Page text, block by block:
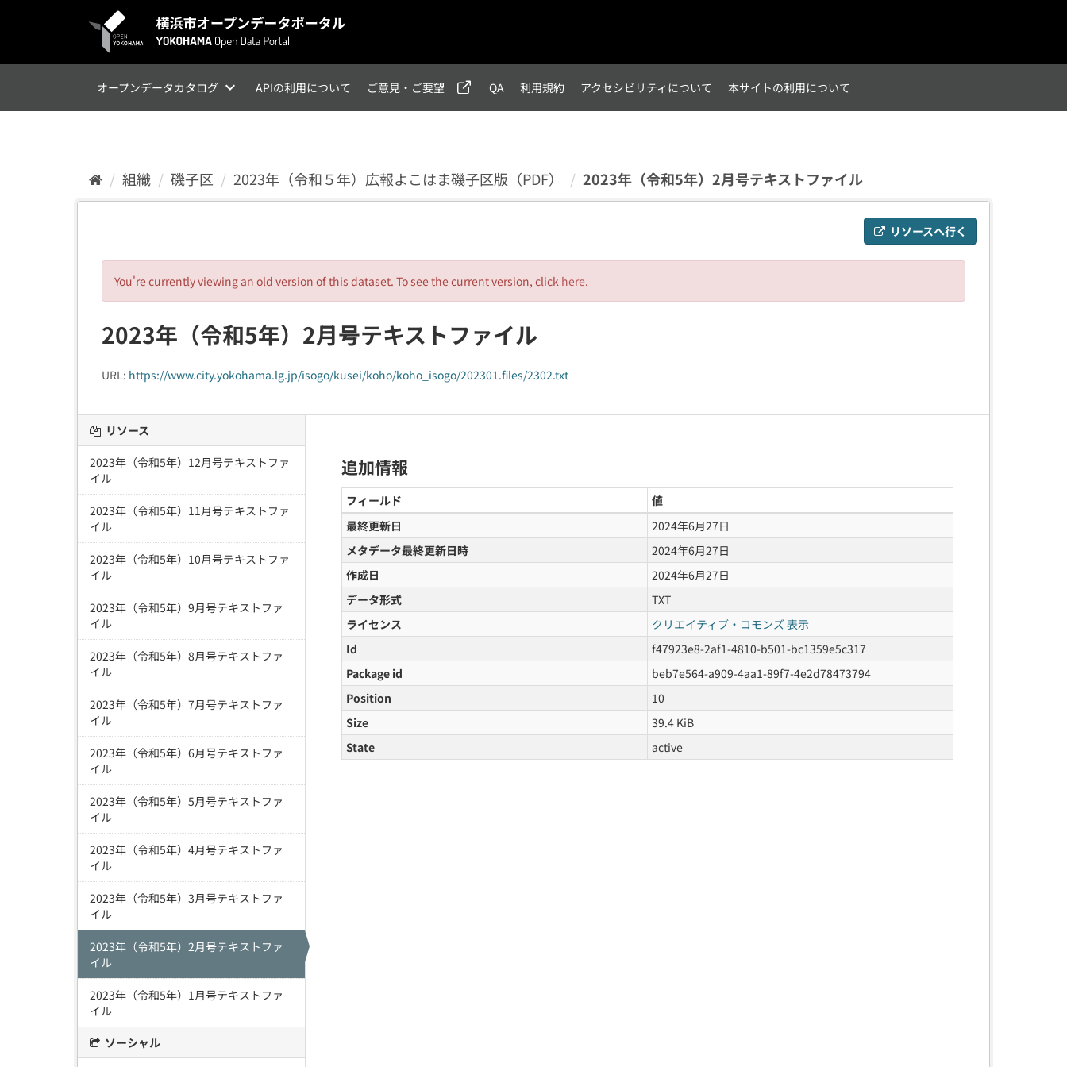
オープンデータカタログ APIの利用について ご意見・ご要望 QA 利用規約 アクセシビリティについて 本サイトの利用について
組織 磯子区 2023年（令和５年）広報よこはま磯子区版（PDF） 2023年（令和5年）2月号テキストファイル
リソースへ行く
You're currently viewing an old version of this dataset. To see the current version, click here.
2023年（令和5年）2月号テキストファイル
URL: https://www.city.yokohama.lg.jp/isogo/kusei/koho/koho_isogo/202301.files/2302.txt
リソース
2023年（令和5年）12月号テキストファ
イル
2023年（令和5年）11月号テキストファ
イル
2023年（令和5年）10月号テキストファ
イル
2023年（令和5年）9月号テキストファ
イル
2023年（令和5年）8月号テキストファ
イル
2023年（令和5年）7月号テキストファ
イル
2023年（令和5年）6月号テキストファ
イル
2023年（令和5年）5月号テキストファ
イル
2023年（令和5年）4月号テキストファ
イル
2023年（令和5年）3月号テキストファ
イル
2023年（令和5年）2月号テキストファ
イル
2023年（令和5年）1月号テキストファ
イル
ソーシャル
追加情報
フィールド
値
最終更新日
2024年6月27日
メタデータ最終更新日時
2024年6月27日
作成日
2024年6月27日
データ形式
TXT
ライセンス
クリエイティブ・コモンズ 表示
Id
f47923e8-2af1-4810-b501-bc1359e5c317
Package id
beb7e564-a909-4aa1-89f7-4e2d78473794
Position
10
Size
39.4 KiB
State
active